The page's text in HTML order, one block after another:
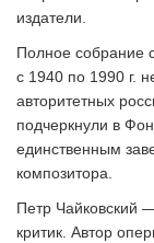
издатели.
Полное собрание
с 1940 по 1990 г.
авторитетных
подчеркнули в
единственным
композитора.
Петр Чайковский
критик. Автор